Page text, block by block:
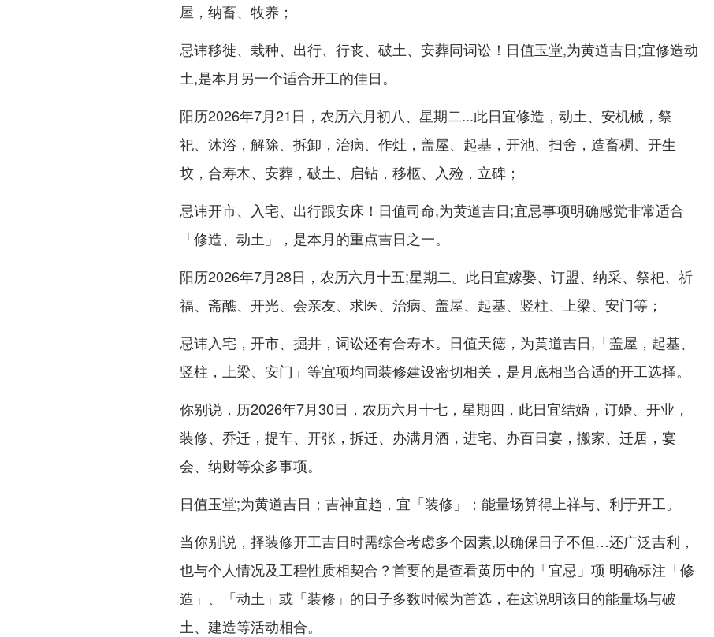
屋，纳畜、牧养；
忌讳移徙、栽种、出行、行丧、破土、安葬同词讼！日值玉堂,为黄道吉日;宜修造动
土,是本月另一个适合开工的佳日。
阳历2026年7月21日，农历六月初八、星期二...此日宜修造，动土、安机械，祭
祀、沐浴，解除、拆卸，治病、作灶，盖屋、起基，开池、扫舍，造畜稠、开生
坟，合寿木、安葬，破土、启钻，移柩、入殓，立碑；
忌讳开市、入宅、出行跟安床！日值司命,为黄道吉日;宜忌事项明确感觉非常适合
「修造、动土」，是本月的重点吉日之一。
阳历2026年7月28日，农历六月十五;星期二。此日宜嫁娶、订盟、纳采、祭祀、祈
福、斋醮、开光、会亲友、求医、治病、盖屋、起基、竖柱、上梁、安门等；
忌讳入宅，开市、掘井，词讼还有合寿木。日值天德，为黄道吉日,「盖屋，起基、
竖柱，上梁、安门」等宜项均同装修建设密切相关，是月底相当合适的开工选择。
你别说，历2026年7月30日，农历六月十七，星期四，此日宜结婚，订婚、开业，
装修、乔迁，提车、开张，拆迁、办满月酒，进宅、办百日宴，搬家、迁居，宴
会、纳财等众多事项。
日值玉堂;为黄道吉日；吉神宜趋，宜「装修」；能量场算得上祥与、利于开工。
当你别说，择装修开工吉日时需综合考虑多个因素,以确保日子不但…还广泛吉利，
也与个人情况及工程性质相契合？首要的是查看黄历中的「宜忌」项 明确标注「修
造」、「动土」或「装修」的日子多数时候为首选，在这说明该日的能量场与破
土、建造等活动相合。